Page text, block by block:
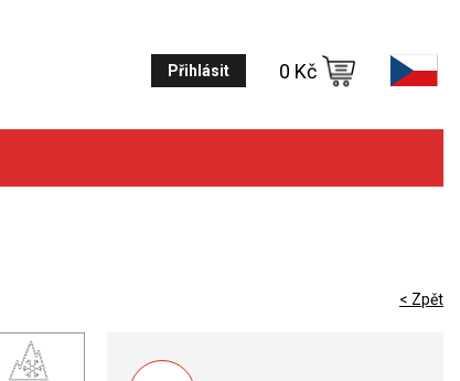
Přihlásit 0 Kč
< Zpět